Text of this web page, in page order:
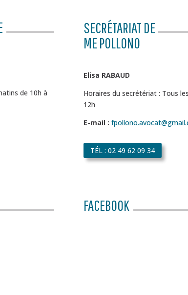
de 10h à
SECRÉTARIAT DE
ME POLLONO
Elisa RABAUD
Horaires du secrétériat : Tous
12h
E-mail :
TÉL : 02 49 62 09 34
FACEBOOK